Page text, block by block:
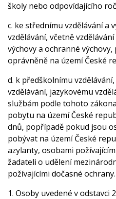
školy nebo odpovídajícího
c. ke střednímu vzdělávání a
vzdělávání, včetně
výchovy a ochranné
oprávněně na území České
d. k předškolnímu
vzdělávání, jazykovému
službám podle tohoto
pobytu na území České
dnů, popřípadě pokud jsou
pobývat na území České
azylanty, osobami
žadateli o udělení
požívajícími dočasné ochrany.
1. Osoby uvedené v odstavci